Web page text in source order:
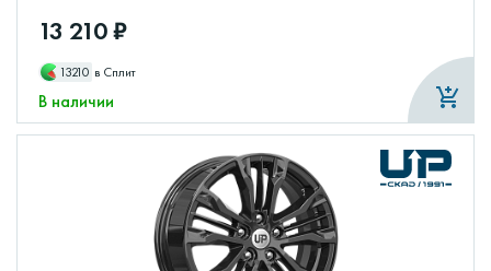
13 210 ₽
13210 в Сплит
В наличии